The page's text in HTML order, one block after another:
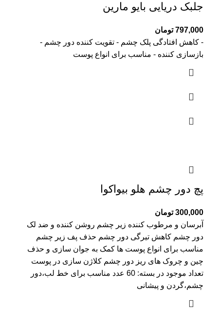
جلبک دریایی بایو مارین
797,000 تومان
- کاهش افتادگی پلک چشم - تقویت کننده دور چشم -
بازسازی کننده - مناسب برای انواع پوست
پچ دور چشم هلو بیواکوا
300,000 تومان
آبرسان و مرطوب کننده زیر چشم روشن کننده و ضد لک
دور چشم کاهش تیرگی دور چشم حذف پف زیر چشم
مناسب برای انواع پوست ها کمک به جوان سازی و حذف
چین و چروک های ریز دور چشم کلاژن سازی در پوست
تعداد موجود در بسته: 60 عدد مناسب برای خط لب،دور
چشم،گردن و پیشانی